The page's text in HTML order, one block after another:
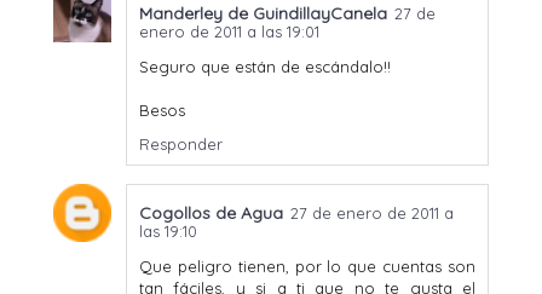
Manderley de GuindillayCanela 27 de
enero de 2011 a las 19:01
Seguro que están de escándalo!!
Besos
Responder
Cogollos de Agua 27 de enero de 2011 a
las 19:10
Que peligro tienen, por lo que cuentas son
tan fáciles, y si a ti que no te gusta el